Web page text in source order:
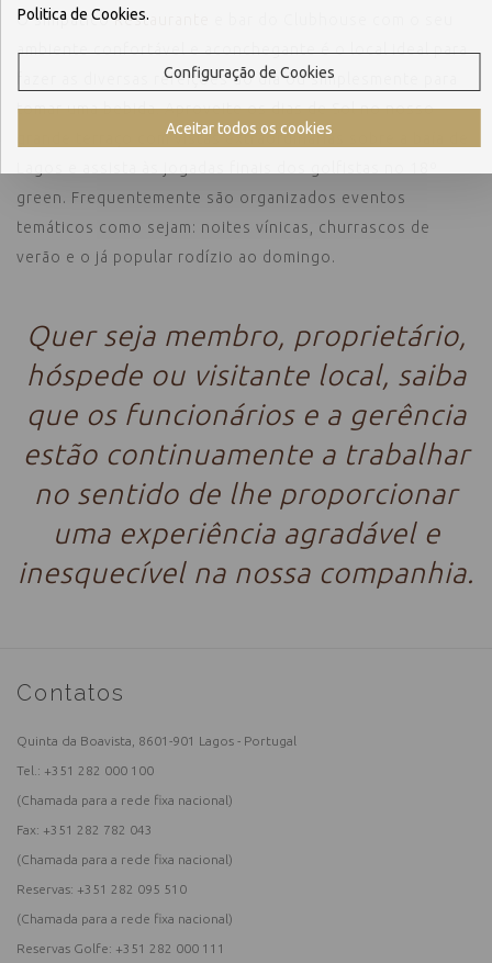
O simpáticoRestaurante
ambiente confortável e aconchegante é o local ideal para
fazer as diversas refeições do dia ou simplesmente para
tomar uma bebida. Aproveite os dias de Sol no nosso
grande terraço com vistas extraordinárias sobre a baía de
green. Frequentemente são organizados eventos
temáticos como sejam: noites vínicas, churrascos de
verão e o já popular rodízio ao domingo.
Quer seja membro, proprietário,
hóspede ou visitante local, saiba
que os funcionários e a gerência
estão continuamente a trabalhar
no sentido de lhe proporcionar
uma experiência agradável e
inesquecível na nossa companhia.
Contatos
Quinta da Boavista, 8601-901 Lagos - Portugal
Tel.: +351 282 000 100
(Chamada para a rede fixa nacional)
Fax: +351 282 782 043
(Chamada para a rede fixa nacional)
Reservas: +351 282 095 510
(Chamada para a rede fixa nacional)
Reservas Golfe: +351 282 000 111
Politica de Cookies.
Configuração de Cookies
Aceitar todos os cookies